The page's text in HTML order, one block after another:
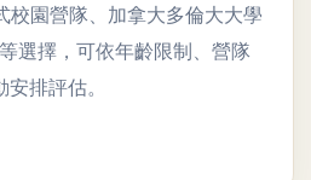
校園營隊、加拿大多倫大大學
選擇，可依年齡限制、營隊
排評估。